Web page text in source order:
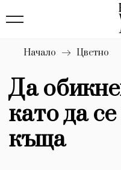
Бизнес
Мода
Dialogue
Изкуство
4338
Красота
Начало Цветно
Да
като да
къща